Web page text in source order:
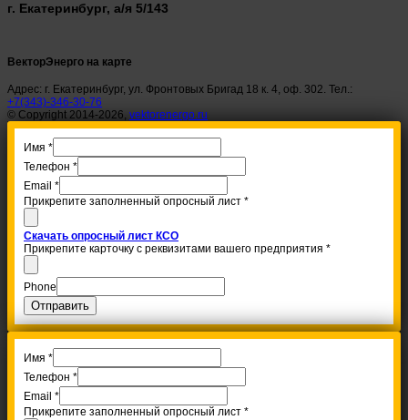
г. Екатеринбург, а/я 5/143
ВекторЭнерго на карте
Адрес: г. Екатеринбург, ул. Фронтовых Бригад 18 к. 4, оф. 302. Тел.:
+7(343)-346-30-76
© Copyright 2014-2026, vektorenergo.ru
Имя *
Телефон *
Email *
Прикрепите заполненный опросный лист *
Скачать опросный лист КСО
Прикрепите карточку с реквизитами вашего предприятия *
Phone
Отправить
Имя *
Телефон *
Email *
Прикрепите заполненный опросный лист *